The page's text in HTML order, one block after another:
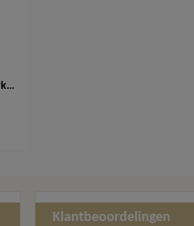
Dassy Connor werkbroek 200893
Klantbeoordelingen